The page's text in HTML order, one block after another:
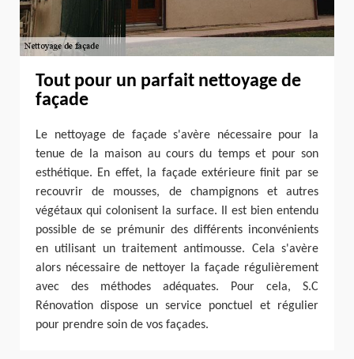
Tout pour un parfait nettoyage de
façade
Le nettoyage de façade s'avère nécessaire pour la
tenue de la maison au cours du temps et pour son
esthétique. En effet, la façade extérieure finit par se
recouvrir de mousses, de champignons et autres
végétaux qui colonisent la surface. Il est bien entendu
possible de se prémunir des différents inconvénients
en utilisant un traitement antimousse. Cela s'avère
alors nécessaire de nettoyer la façade régulièrement
avec des méthodes adéquates. Pour cela, S.C
Rénovation dispose un service ponctuel et régulier
pour prendre soin de vos façades.